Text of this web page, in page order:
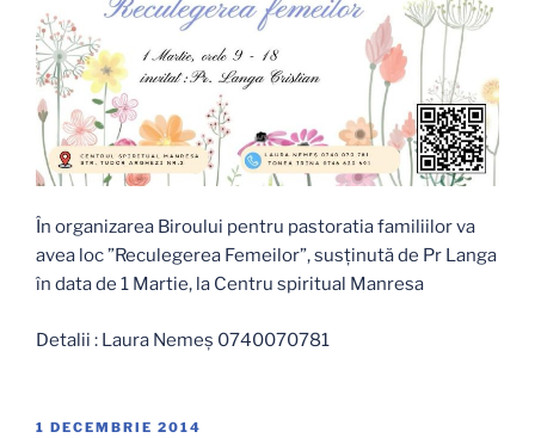
În organizarea Biroului pentru pastoratia familiilor va
avea loc ”Reculegerea Femeilor”, susținută de Pr Langa
în data de 1 Martie, la Centru spiritual Manresa
Detalii : Laura Nemeș 0740070781
PUBLICAT
1 DECEMBRIE 2014